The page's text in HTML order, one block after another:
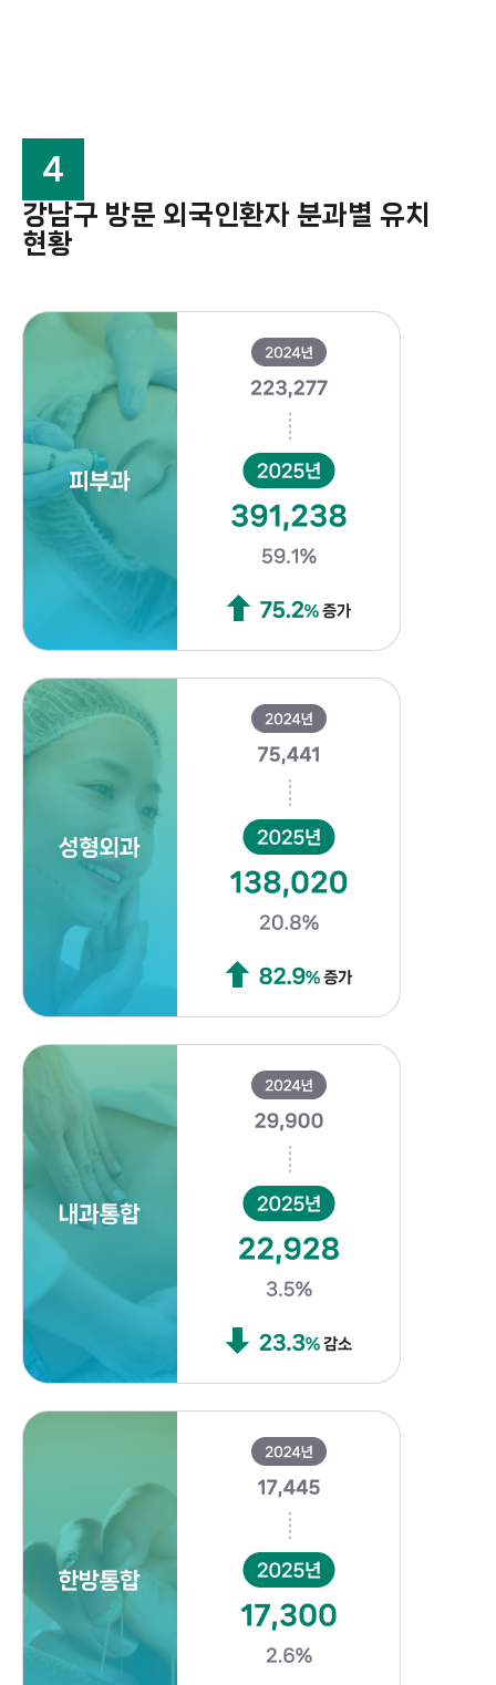
4
강남구 방문 외국인환자 분과별 유치
현황